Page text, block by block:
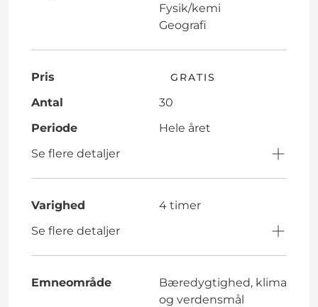
Fysik/kemi
Geografi
Pris GRATIS
Antal
30
Periode
Hele året
Se flere detaljer
Varighed
4 timer
Se flere detaljer
Emneområde
Bæredygtighed, klima
og verdensmål